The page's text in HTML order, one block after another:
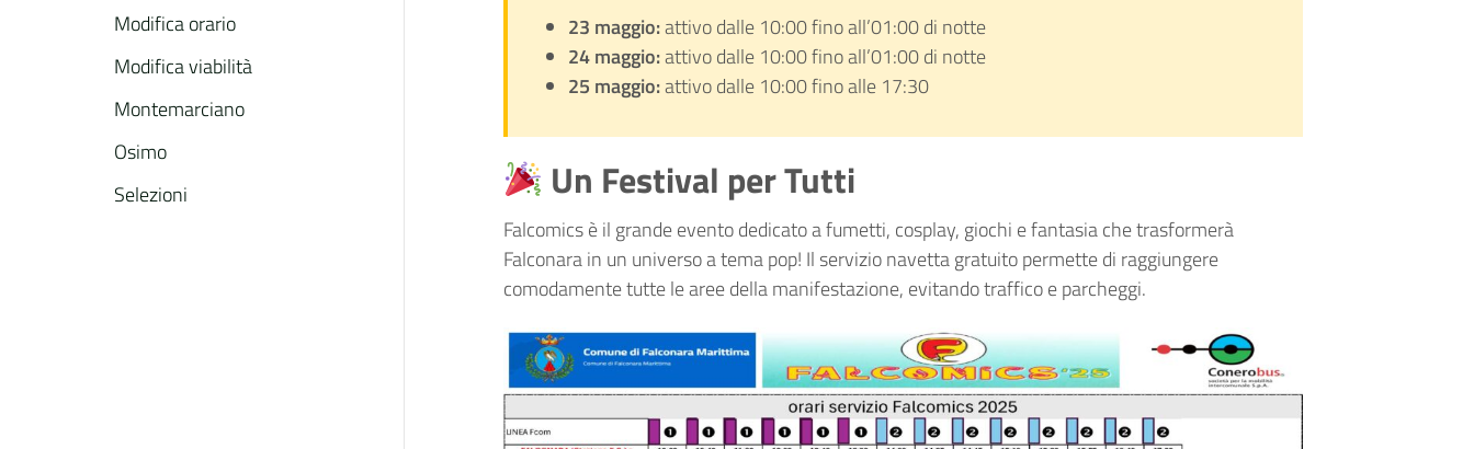
Modifica orario
Modifica viabilità
Montemarciano
Osimo
Selezioni
23 maggio:attivo dalle 10:00 fino all’01:00 di notte
24 maggio:attivo dalle 10:00 fino all’01:00 di notte
25 maggio:attivo dalle 10:00 fino alle 17:30
Un Festival per Tutti
Falcomics è il grande evento dedicato a fumetti, cosplay, giochi e fantasia che trasformerà
Falconara in un universo a tema pop! Il servizio navetta gratuito permette di raggiungere
comodamente tutte le aree della manifestazione, evitando traffico e parcheggi.